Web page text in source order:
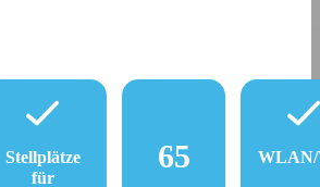
Stellplätze
für
65